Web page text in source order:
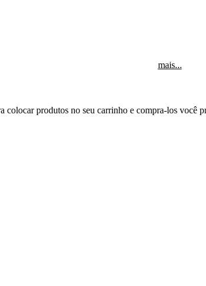
mais...
colocar produtos no seu carrinho e compra-los você